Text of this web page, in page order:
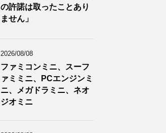
の許諾は取ったことあり
ません」
2026/08/08
ファミコンミニ、スーフ
ァミミニ、PCエンジンミ
ニ、メガドラミニ、ネオ
ジオミニ